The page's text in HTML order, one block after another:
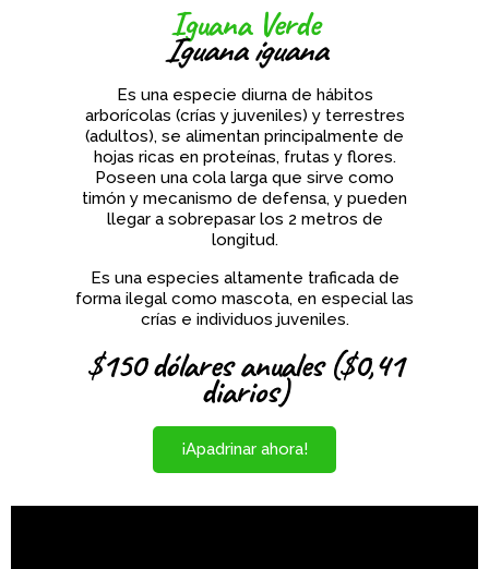
Iguana Verde
Iguana iguana
Es una especie diurna de hábitos
arborícolas (crías y juveniles) y terrestres
(adultos), se alimentan principalmente de
hojas ricas en proteínas, frutas y flores.
Poseen una cola larga que sirve como
timón y mecanismo de defensa, y pueden
llegar a sobrepasar los 2 metros de
longitud.
Es una especies altamente traficada de
forma ilegal como mascota, en especial las
crías e individuos juveniles.
$150 dólares anuales ($0,41
diarios)
¡Apadrinar ahora!